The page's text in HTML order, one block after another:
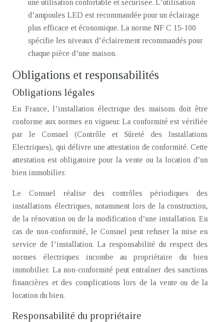
une utilisation confortable et sécurisée. L’utilisation
d’ampoules LED est recommandée pour un éclairage
plus efficace et économique. La norme NF C 15-100
spécifie les niveaux d’éclairement recommandés pour
chaque pièce d’une maison.
Obligations et responsabilités
Obligations légales
En France, l’installation électrique des maisons doit être
conforme aux normes en vigueur. La conformité est vérifiée
par le Consuel (Contrôle et Sûreté des Installations
Electriques), qui délivre une attestation de conformité. Cette
attestation est obligatoire pour la vente ou la location d’un
bien immobilier.
Le Consuel réalise des contrôles périodiques des
installations électriques, notamment lors de la construction,
de la rénovation ou de la modification d’une installation. En
cas de non-conformité, le Consuel peut refuser la mise en
service de l’installation. La responsabilité du respect des
normes électriques incombe au propriétaire du bien
immobilier. La non-conformité peut entraîner des sanctions
financières et des complications lors de la vente ou de la
location du bien.
Responsabilité du propriétaire